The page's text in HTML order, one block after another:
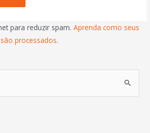
para reduzir spam.Aprenda como seus
processados.